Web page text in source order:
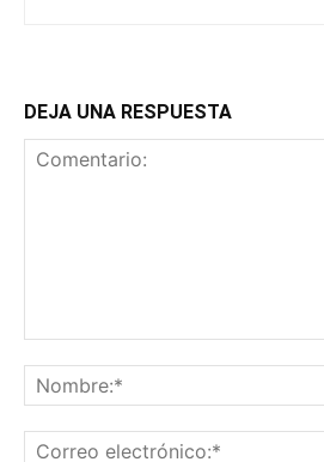
DEJA UNA RESPUESTA